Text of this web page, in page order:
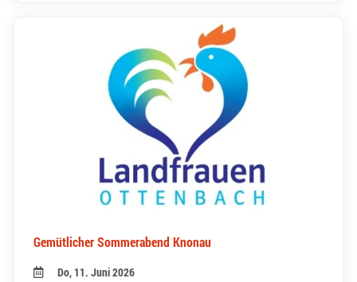
Gemütlicher Sommerabend Knonau
Do, 11. Juni 2026